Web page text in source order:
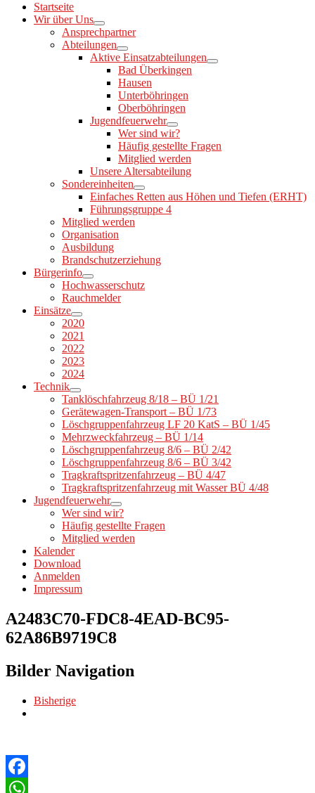
Startseite
Wir über Uns
Ansprechpartner
Abteilungen
Aktive Einsatzabteilungen
Bad Überkingen
Hausen
Unterböhringen
Oberböhringen
Jugendfeuerwehr
Wer sind wir?
Häufig gestellte Fragen
Mitglied werden
Unsere Altersabteilung
Sondereinheiten
Einfaches Retten aus Höhen und Tiefen (ERHT)
Führungsgruppe 4
Mitglied werden
Organisation
Ausbildung
Brandschutzerziehung
Bürgerinfo
Hochwasserschutz
Rauchmelder
Einsätze
2020
2021
2022
2023
2024
Technik
Tanklöschfahrzeug 8/18 – BÜ 1/21
Gerätewagen-Transport – BÜ 1/73
Löschgruppenfahrzeug LF 20 KatS – BÜ 1/45
Mehrzweckfahrzeug – BÜ 1/14
Löschgruppenfahrzeug 8/6 – BÜ 2/42
Löschgruppenfahrzeug 8/6 – BÜ 3/42
Tragkraftspritzenfahrzeug – BÜ 4/47
Tragkraftspritzenfahrzeug mit Wasser BÜ 4/48
Jugendfeuerwehr
Wer sind wir?
Häufig gestellte Fragen
Mitglied werden
Kalender
Download
Anmelden
Impressum
A2483C70-FDC8-4EAD-BC95-
62A86B9719C8
Bilder Navigation
Bisherige
Facebook